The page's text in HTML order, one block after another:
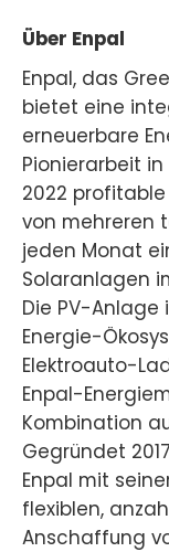
Über Enpal
Enpal, das
bietet eine
erneuerbare
Pionierarbeit
2022
von mehreren
jeden Monat
Solaranlagen
Die PV-
Energie-
Elektroauto-
Enpal-
Kombination
Gegründet
Enpal mit
flexiblen,
Anschaffung